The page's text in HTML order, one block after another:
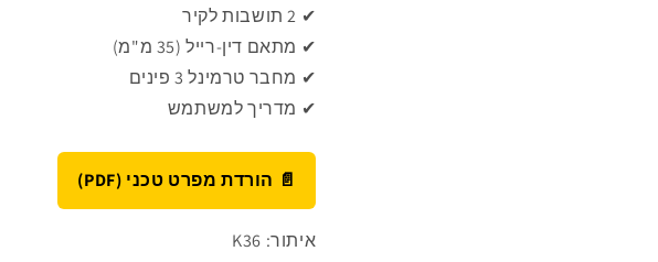
✔ 2 תושבות לקיר
✔ מתאם דין-רייל (35 מ"מ)
✔ מחבר טרמינל 3 פינים
✔ מדריך למשתמש
📄 הורדת מפרט טכני (PDF)
איתור: K36